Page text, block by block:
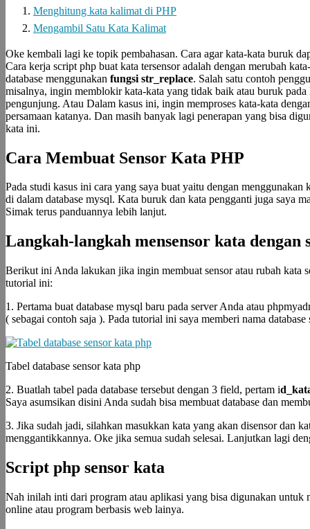
Menghitung kata kalimat di PHP
Mengambil Satu Kata Kalimat
Oke kembali lagi ke topik pembahasan. Cara agar kata-kata buruk
Cara kerja script php buat kata tersensor adalah dengan merubah
database menggunakan fungsi str_replace. Salah satu contoh
misalnya, ingin memblokir kata-kata yang tidak baik atau buruk
pengunjung. Atau Dalam kasus ini, ingin memproses kata-kata
persamaan katanya. Dan masih banyak lagi penerapan yang bisa
kata ini.
Cara Membuat Sensor Kata PHP
Pada studi kasus ini cara yang saya buat yaitu dengan menggunakan
di dalam database mysql. Kata buruk dan kata pengganti juga saya
Simak terus panduannya lebih lanjut.
Langkah-langkah mensensor kata dengan
Berikut ini Anda lakukan jika ingin membuat sensor atau rubah kata
tutorial ini:
1. Pertama buat database mysql baru pada server Anda atau
( sebagai contoh saja ). Pada tutorial ini saya memberi nama database
Tabel database sensor kata php
2. Buatlah tabel pada database tersebut dengan 3 field, pertam i
Saya asumsikan disini Anda sudah bisa membuat database dan
3. Jika sudah jadi, silahkan masukkan kata yang akan disensor dan
menggantikkannya. Oke jika semua sudah selesai. Lanjutkan lagi
Script php sensor kata
Nah inilah inti dari program atau aplikasi yang bisa digunakan untuk
online atau program berbasis web lainya.